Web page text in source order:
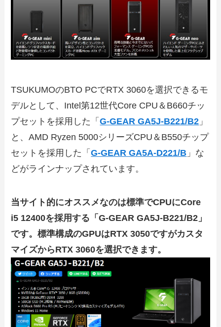
TSUKUMOのBTO PCでRTX 3060を選択できるモ
デルとして、Intel第12世代Core CPU＆B660チッ
プセットを採用した「G-GEAR GA5J-B221/B2 」
と、AMD Ryzen 5000シリーズCPU＆B550チップ
セットを採用した「G-GEAR GA5A-D221/B 」な
どがラインナップされています。
当サイト的にオススメなのは標準でCPUにCore
i5 12400を採用する「G-GEAR GA5J-B221/B2」
です。標準構成のGPUはRTX 3050ですがカスタ
マイズからRTX 3060を選択できます。